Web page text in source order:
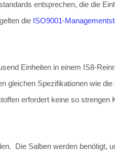
entsprechen, die die
die ISO9001-
Einheiten in einem IS8-
gleichen Spezifikationen wie
erfordert keine so strengen
Die Salben werden benötigt,